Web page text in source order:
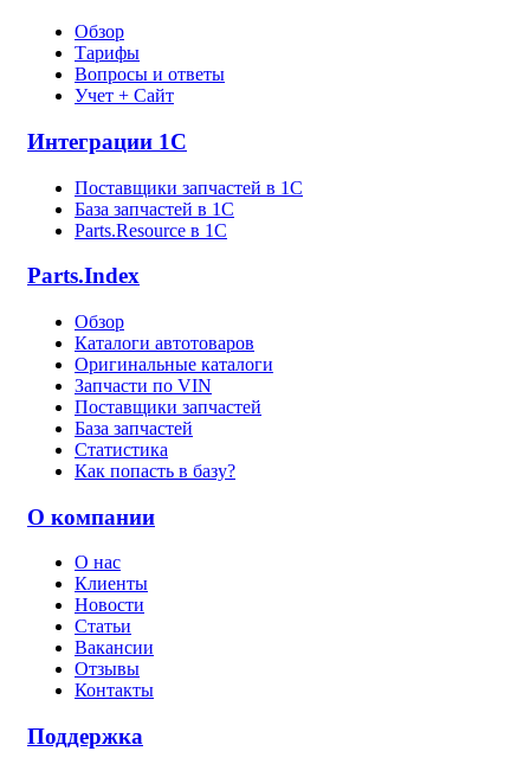
Обзор
Тарифы
Вопросы и ответы
Учет + Сайт
Интеграции 1С
Поставщики запчастей в 1C
База запчастей в 1С
Parts.Resource в 1C
Parts.Index
Обзор
Каталоги автотоваров
Оригинальные каталоги
Запчасти по VIN
Поставщики запчастей
База запчастей
Статистика
Как попасть в базу?
О компании
О нас
Клиенты
Новости
Статьи
Вакансии
Отзывы
Контакты
Поддержка